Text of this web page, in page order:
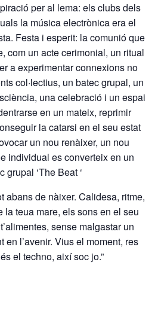
per al lema: els clubs dels
la música electrònica era el
Festa i esperit: la comunió que
com un acte cerimonial, un ritual
a experimentar connexions no
col·lectius, un batec grupal, un
una celebració i un espai
en un mateix, reprimir
la catarsi en el seu estat
un nou renàixer, un nou
individual es converteix en un
grupal ‘The Beat ‘
abans de nàixer. Calidesa, ritme,
la teua mare, els sons en el seu
sense malgastar un
en l’avenir. Vius el moment, res
el techno, així soc jo.”